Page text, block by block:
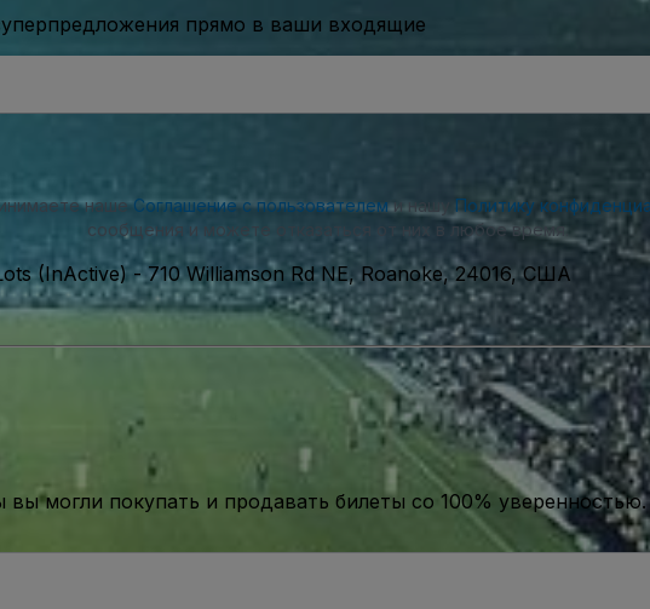
прямо в ваши входящие
нашеСоглашение с пользователеми нашу Политику
сообщения и можете отказаться от них в любое время.
(InActive) - 710 Williamson Rd NE, Roanoke, 24016, США
могли покупать и продавать билеты со 100% уверенностью.